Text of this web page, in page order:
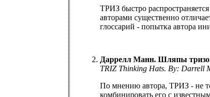
ТРИЗ быстро
авторами существенно
глоссарий - попытка автора
Даррелл Манн. Шляпы
TRIZ Thinking Hats. By: Darrell
По мнению автора, ТРИЗ - не
комбинировать его с